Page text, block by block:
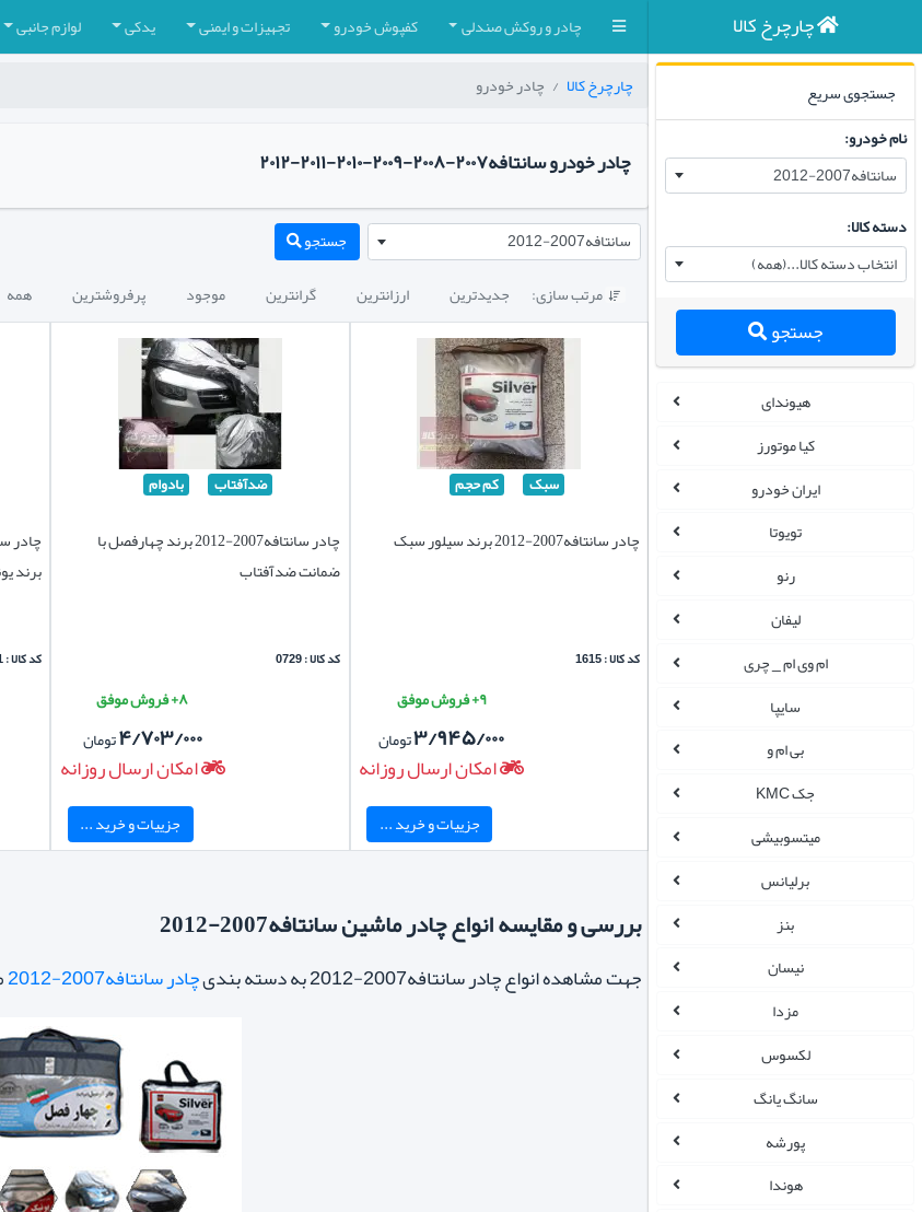
چادر و روکش صندلی کفپوش خودرو تجهیزات و ایمنی یدکی لوازم جانبی چارچرخ کالا
جستجوی سریع
نام خودرو:
سانتافه2007-2012
دسته کالا:
انتخاب دسته کالا...(همه)
جستجو
هیوندای
کیا موتورز
ایران خودرو
تویوتا
رنو
لیفان
ام وی ام _ چری
سایپا
بی ام و
جک KMC
میتسوبیشی
برلیانس
بنز
نیسان
مزدا
لکسوس
سانگ یانگ
پورشه
هوندا
چارچرخ کالا چادر خودرو
چادر خودرو سانتافه۲۰۰۷-۲۰۰۸-۲۰۰۹-۲۰۱۰-۲۰۱۱-۲۰۱۲
سانتافه2007-2012 جستجو
 مرتب سازی: جدیدترین ارزانترین گرانترین موجود پرفروشترین همه
سبک کم حجم
چادر سانتافه2007-2012 برند سیلور سبک
کد کالا : 1615
۹+ فروش موفق
۳/۹۴۵/۰۰۰تومان
امکان ارسال روزانه
جزییات و خرید ...
ضدآفتاب بادوام
چادر سانتافه2007-2012 برند چهارفصل با
ضمانت ضدآفتاب
کد کالا : 0729
۸+ فروش موفق
۴/۷۰۳/۰۰۰تومان
امکان ارسال روزانه
جزییات و خرید ...
برند
کد کالا : 2051
بررسی و مقایسه انواع چادر ماشین سانتافه2007-2012
جهت مشاهده انواع چادر سانتافه2007-2012 به دسته بندی چادر سانتافه2007-2012